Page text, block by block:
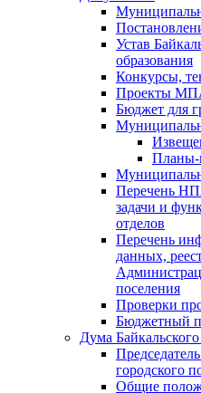
Устав
образования
Конкурсы,
Проекты
Бюджет для
Планы-
Перечень
задачи и
отделов
Перечень
данных,
поселения
Проверки
Бюджетный
Дума
городского
Общие